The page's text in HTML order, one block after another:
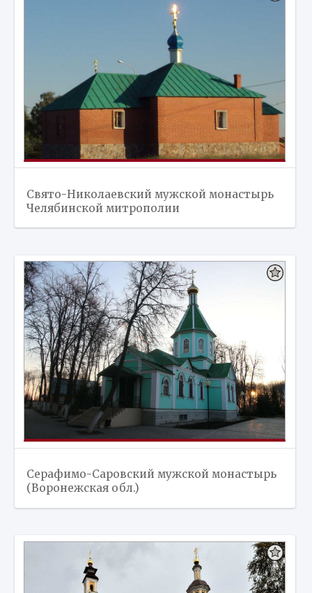
Свято-Николаевский мужской монастырь
Челябинской митрополии
Серафимо-Саровский мужской монастырь
(Воронежская обл.)